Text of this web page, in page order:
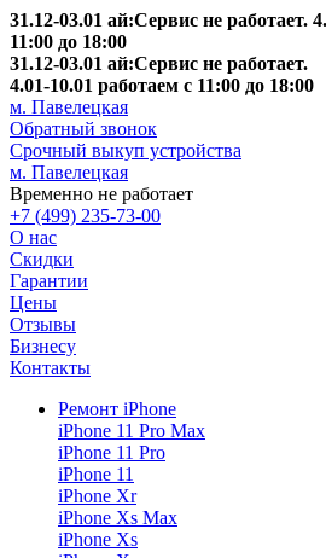
31.12-03.01 ай:Сервис не работает.
11:00 до 18:00
31.12-03.01 ай:Сервис не работает.
4.01-10.01 работаем с 11:00 до 18:00
м. Павелецкая
Обратный звонок
Срочный выкуп устройства
м. Павелецкая
Временно не работает
+7 (499) 235-73-00
О нас
Скидки
Гарантии
Цены
Отзывы
Бизнесу
Контакты
Ремонт iPhone
iPhone 11 Pro Max
iPhone 11 Pro
iPhone 11
iPhone Xr
iPhone Xs Max
iPhone Xs